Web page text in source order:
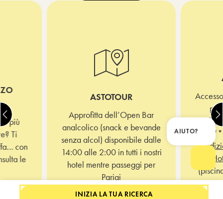
INIZIA LA TUA RICERCA
più
Ti
con
le
ASTOTOUR
Approfitta dell’Open Bar
analcolico (snack e bevande
senza alcol) disponibile dalle
14:00 alle 2:00 in tutti i nostri
hotel mentre passeggi per
Parigi
AIUTO?
Apri